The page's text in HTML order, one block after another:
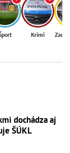
Krimi
dochádza aj
ŠÚKL